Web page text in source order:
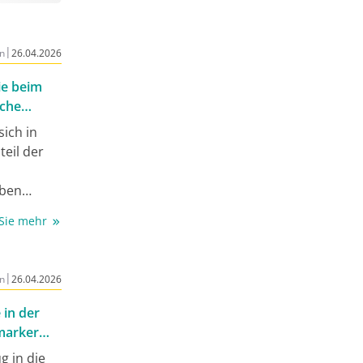
|26.04.2026
beim
in
der
der
mehr
|26.04.2026
in der
in die